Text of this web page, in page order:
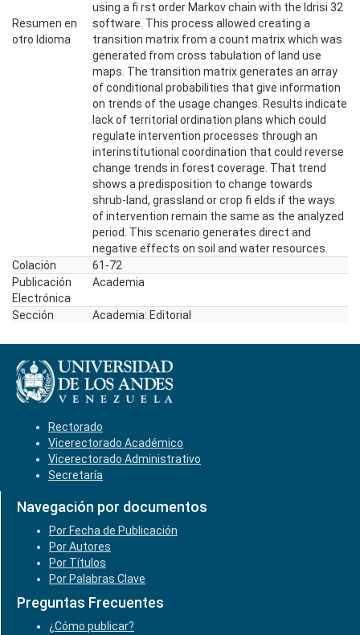
Resumen en
otro Idioma
using a fi rst order Markov chain with the Idrisi 32
software. This process allowed creating a
transition matrix from a count matrix which was
generated from cross tabulation of land use
maps. The transition matrix generates an array
of conditional probabilities that give information
on trends of the usage changes. Results indicate
lack of territorial ordination plans which could
regulate intervention processes through an
interinstitutional coordination that could reverse
change trends in forest coverage. That trend
shows a predisposition to change towards
shrub-land, grassland or crop fi elds if the ways
of intervention remain the same as the analyzed
period. This scenario generates direct and
negative effects on soil and water resources.
Colación
61-72
Publicación
Electrónica
Academia
Sección Academia: Editorial
Rectorado
Vicerectorado Académico
Vicerectorado Administrativo
Secretaría
Navegación por documentos
Por Fecha de Publicación
Por Autores
Por Títulos
Por Palabras Clave
Preguntas Frecuentes
¿Cómo publicar?